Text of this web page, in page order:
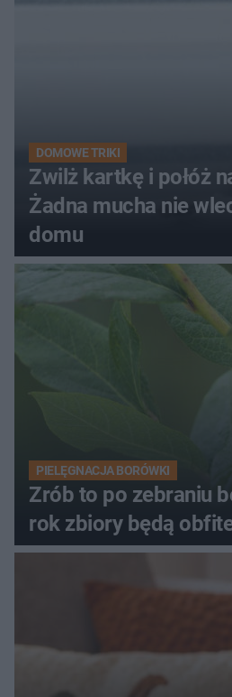
DOMOWE TRIKI
Zwilż kartkę i połóż
Żadna mucha nie
domu
PIELĘGNACJA BORÓWKI
Zrób to po zebraniu
rok zbiory będą